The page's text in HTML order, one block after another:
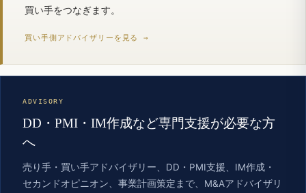
買い手をつなぎます。
買い手側アドバイザリーを見る →
ADVISORY
DD・PMI・IM作成など専門支援が必要な方
へ
売り手・買い手アドバイザリー、DD・PMI支援、IM作成・
セカンドオピニオン、事業計画策定まで、M&Aアドバイザリ